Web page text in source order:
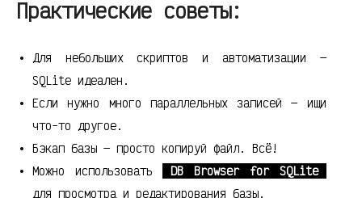
Практические советы:
Для небольших скриптов и автоматизации —
SQLite идеален.
Если нужно много параллельных записей — ищи
что-то другое.
Бэкап базы — просто копируй файл. Всё!
Можно использовать
DB Browser for SQLite
для просмотра и редактирования базы.